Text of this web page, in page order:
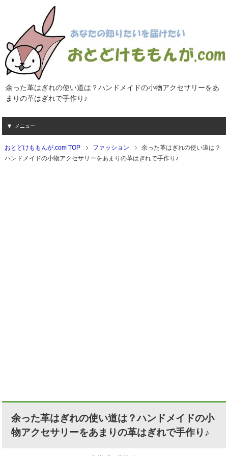
余った革はぎれの使い道は？ハンドメイドの小物アクセサリーをあ
まりの革はぎれで手作り♪
メニュー
おとどけももんが.com TOP ファッション
余った革はぎれの使い道は？
ハンドメイドの小物アクセサリーをあまりの革はぎれで手作り♪
余った革はぎれの使い道は？ハンドメイドの小
物アクセサリーをあまりの革はぎれで手作り♪